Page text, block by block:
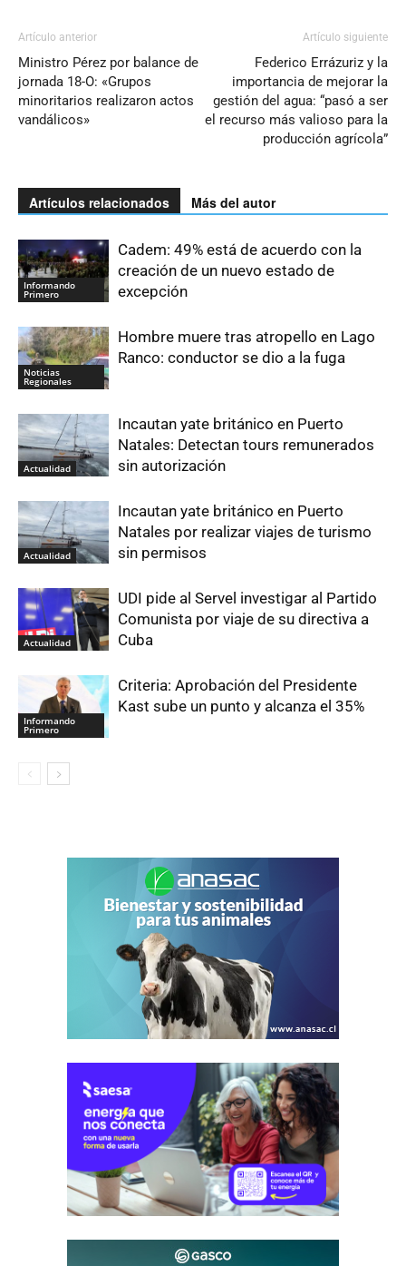
Artículo anterior
Ministro Pérez por balance de
jornada 18-O: «Grupos
minoritarios realizaron actos
vandálicos»
Artículo siguiente
Federico Errázuriz y la
importancia de mejorar la
gestión del agua: “pasó a ser
el recurso más valioso para la
producción agrícola”
Artículos relacionados Más del autor
Informando
Primero
Cadem: 49% está de acuerdo con la
creación de un nuevo estado de
excepción
Noticias
Regionales
Hombre muere tras atropello en Lago
Ranco: conductor se dio a la fuga
Actualidad
Incautan yate británico en Puerto
Natales: Detectan tours remunerados
sin autorización
Actualidad
Incautan yate británico en Puerto
Natales por realizar viajes de turismo
sin permisos
Actualidad
UDI pide al Servel investigar al Partido
Comunista por viaje de su directiva a
Cuba
Informando
Primero
Criteria: Aprobación del Presidente
Kast sube un punto y alcanza el 35%